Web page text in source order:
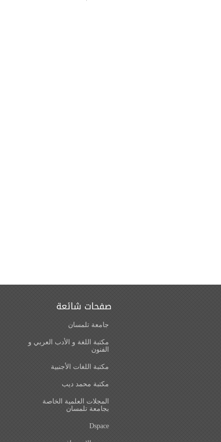
صفحات شائعة
جامعة تلمسان
مكتبة اللغة و الأدب العربي و
الفنون
مكتبة اللغات الأجنبية
مكتبة محمد ديب
المجلات العلمية الخاصة
بجامعة تلمسان
Dspace